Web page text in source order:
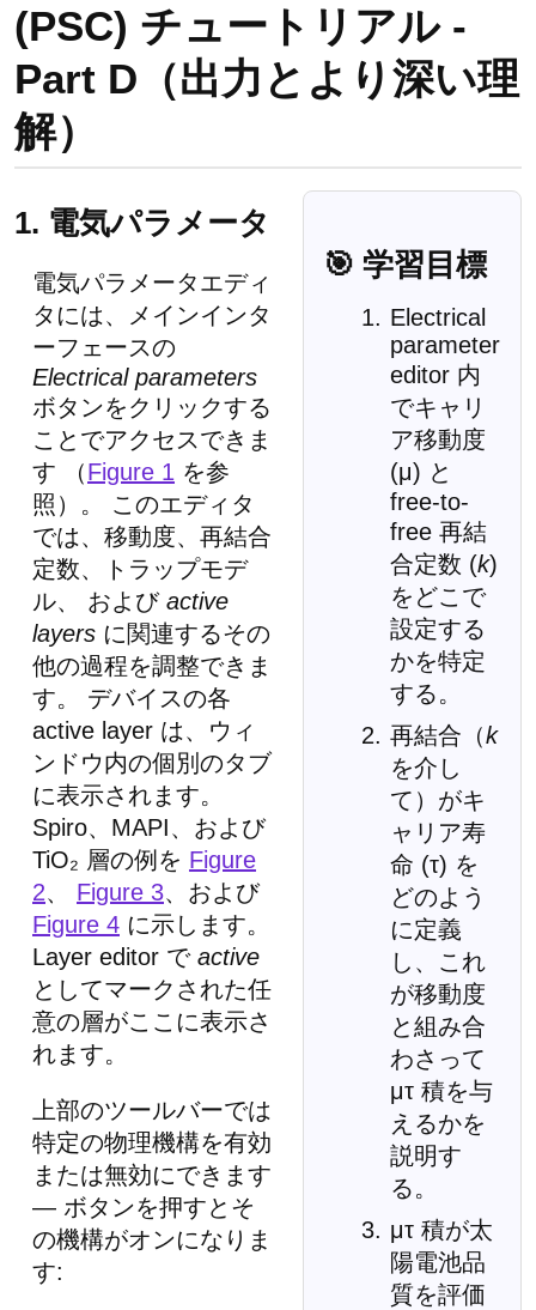
(PSC) チュートリアル -
Part D（出力とより深い理
解）
🎯 学習目標
Electrical
parameter
editor 内
でキャリ
ア移動度
(μ) と
free-to-
free 再結
合定数 (k)
をどこで
設定する
かを特定
する。
再結合（k
を介し
て）がキ
ャリア寿
命 (τ) を
どのよう
に定義
し、これ
が移動度
と組み合
わさって
μτ 積を与
えるかを
説明す
る。
μτ 積が太
陽電池品
質を評価
1. 電気パラメータ
電気パラメータエディ
タには、メインインタ
ーフェースの
Electrical parameters
ボタンをクリックする
ことでアクセスできま
す （Figure 1 を参
照）。 このエディタ
では、移動度、再結合
定数、トラップモデ
ル、 および active
layers に関連するその
他の過程を調整できま
す。 デバイスの各
active layer は、ウィ
ンドウ内の個別のタブ
に表示されます。
Spiro、MAPI、および
TiO₂ 層の例を Figure
2、 Figure 3、および
Figure 4 に示します。
Layer editor で active
としてマークされた任
意の層がここに表示さ
れます。
上部のツールバーでは
特定の物理機構を有効
または無効にできます
— ボタンを押すとそ
の機構がオンになりま
す: